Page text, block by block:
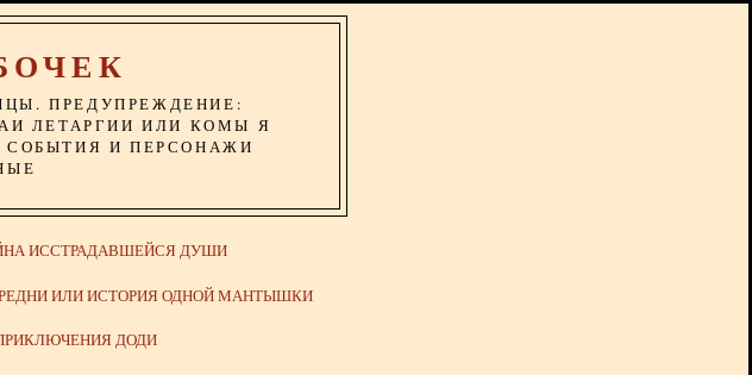
ПРЕДУПРЕЖДЕНИЕ:
ЛЕТАРГИИ ИЛИ КОМЫ Я
СОБЫТИЯ И ПЕРСОНАЖИ
ИССТРАДАВШЕЙСЯ ДУШИ
ИЛИ ИСТОРИЯ ОДНОЙ МАНТЫШКИ
ДОДИ